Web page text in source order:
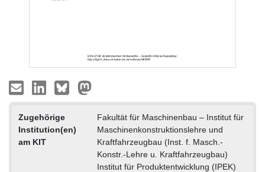
Zugehörige
Institution(en)
am KIT
Fakultät für Maschinenbau – Institut für
Maschinenkonstruktionslehre und
Kraftfahrzeugbau (Inst. f. Masch.-
Konstr.-Lehre u. Kraftfahrzeugbau)
Institut für Produktentwicklung (IPEK)